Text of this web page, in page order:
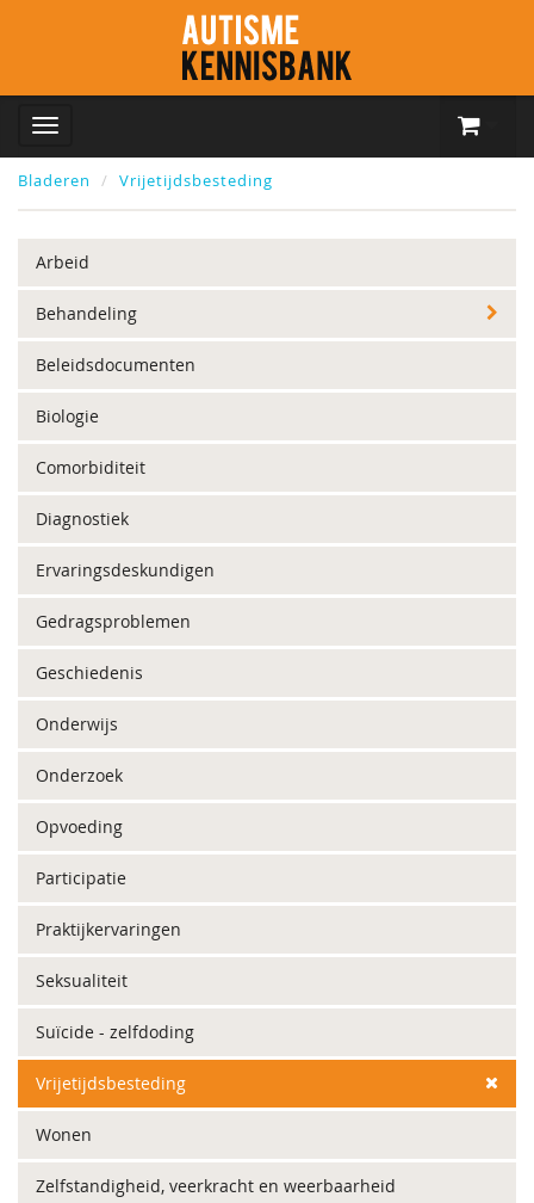
Bladeren Vrijetijdsbesteding
Arbeid
Behandeling
Beleidsdocumenten
Biologie
Comorbiditeit
Diagnostiek
Ervaringsdeskundigen
Gedragsproblemen
Geschiedenis
Onderwijs
Onderzoek
Opvoeding
Participatie
Praktijkervaringen
Seksualiteit
Suïcide - zelfdoding
Vrijetijdsbesteding
Wonen
Zelfstandigheid, veerkracht en weerbaarheid